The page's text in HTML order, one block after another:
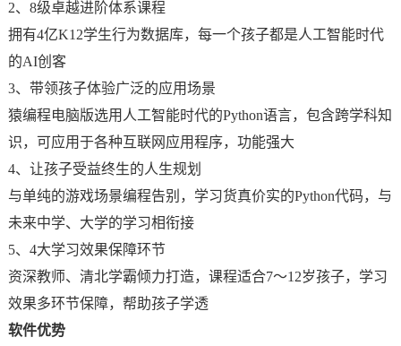
2、8级卓越进阶体系课程
拥有4亿K12学生行为数据库，每一个孩子都是人工智能时代
的AI创客
3、带领孩子体验广泛的应用场景
猿编程电脑版选用人工智能时代的Python语言，包含跨学科知
识，可应用于各种互联网应用程序，功能强大
4、让孩子受益终生的人生规划
与单纯的游戏场景编程告别，学习货真价实的Python代码，与
未来中学、大学的学习相衔接
5、4大学习效果保障环节
资深教师、清北学霸倾力打造，课程适合7～12岁孩子，学习
效果多环节保障，帮助孩子学透
软件优势